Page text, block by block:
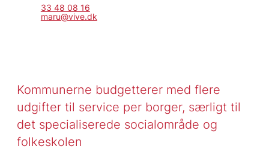
33 48 08 16
maru@vive.dk
Kommunerne budgetterer med flere
udgifter til service per borger, særligt til
det specialiserede socialområde og
folkeskolen